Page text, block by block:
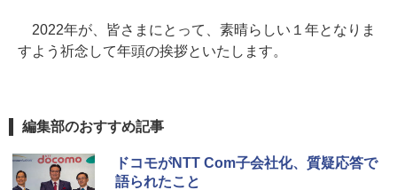
2022年が、皆さまにとって、素晴らしい１年となりま
すよう祈念して年頭の挨拶といたします。
編集部のおすすめ記事
ドコモがNTT Com子会社化、質疑応答で
語られたこと